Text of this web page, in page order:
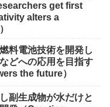
get first
alters a
料電池技術を開発し
どへの応用を目指す
the future）
副生成物が水だけと